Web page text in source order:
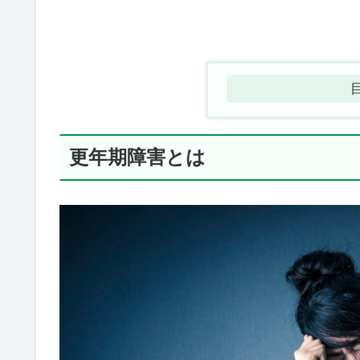
更年期障害とは